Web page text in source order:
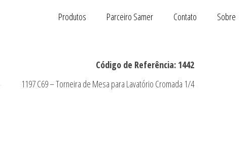
Produtos Parceiro Samer Contato Sobre
Código de Referência: 1442
1197 C69 – Torneira de Mesa para Lavatório Cromada 1/4